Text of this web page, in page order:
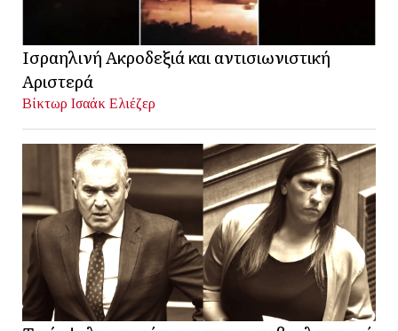
Ισραηλινή Ακροδεξιά και αντισιωνιστική
Αριστερά
Βίκτωρ Ισαάκ Ελιέζερ